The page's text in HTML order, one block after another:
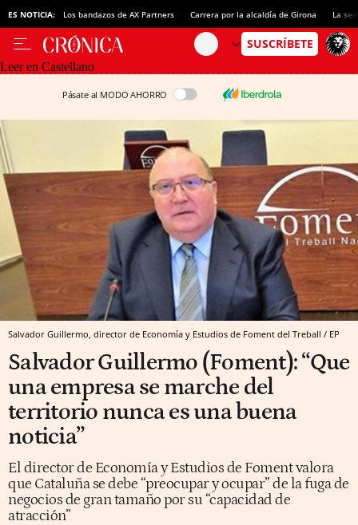
ES NOTICIA: Los bandazos de AX Partners Carrera por la alcaldía de Girona La
Leer en Castellano
Pásate al MODO AHORRO
Salvador Guillermo, director de Economía y Estudios de Foment del Treball / EP
Salvador Guillermo (Foment): “Que
una empresa se marche del
territorio nunca es una buena
noticia”
El director de Economía y Estudios de Foment valora
que Cataluña se debe “preocupar y ocupar” de la fuga de
negocios de gran tamaño por su “capacidad de
atracción”